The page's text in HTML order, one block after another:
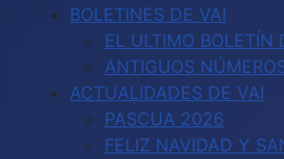
BOLETINES DE VAI
EL ULTIMO BOLETÍN
ANTIGUOS
ACTUALIDADES DE VAI
PASCUA 2026
FELIZ NAVIDAD Y